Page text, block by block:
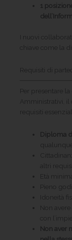
1
I nuovi
chiave come la
Requisiti di
Per presentare
Amministrativi,
requisiti
Diploma
altri
Età
Pieno
Idoneità
Non
con
Non aver